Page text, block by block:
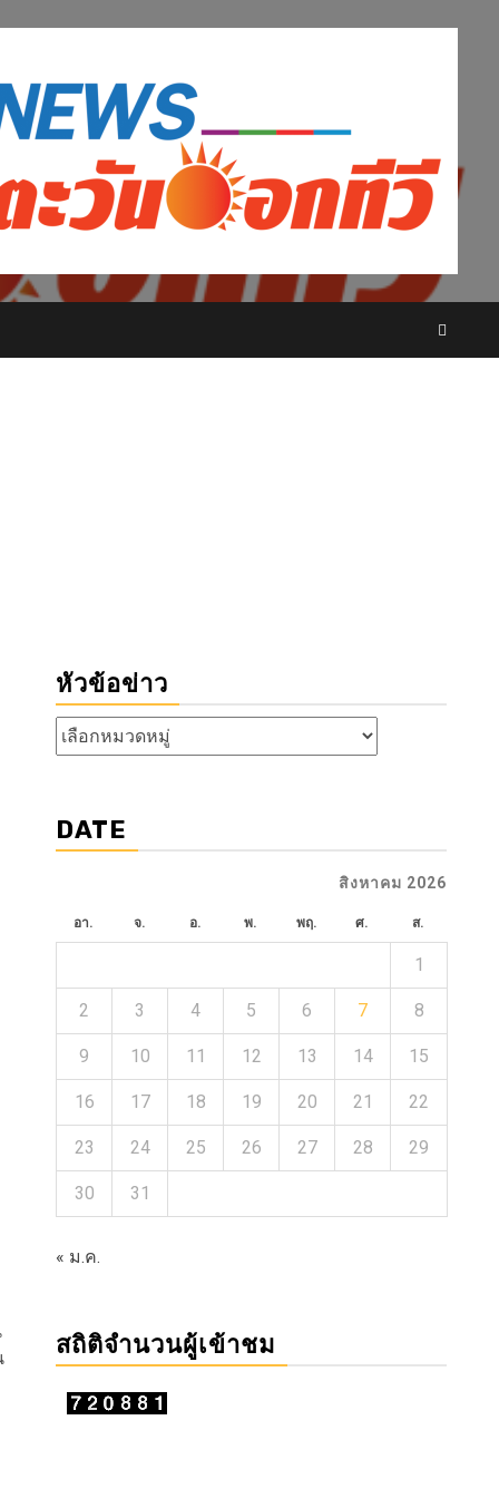
หัวข้อข่าว
หัวข้อ
ข่าว
DATE
สิงหาคม 2026
อา. จ. อ. พ. พฤ. ศ. ส.
1
2 3 4 5 6 7 8
9 10 11 12 13 14 15
16 17 18 19 20 21 22
23 24 25 26 27 28 29
30 31
« ม.ค.
สถิติจำนวนผู้เข้าชม